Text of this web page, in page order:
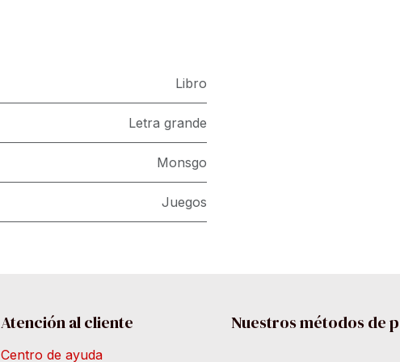
Libro
Letra grande
Monsgo
Juegos
Atención al cliente
Centro de ayuda
Nuestros métodos de